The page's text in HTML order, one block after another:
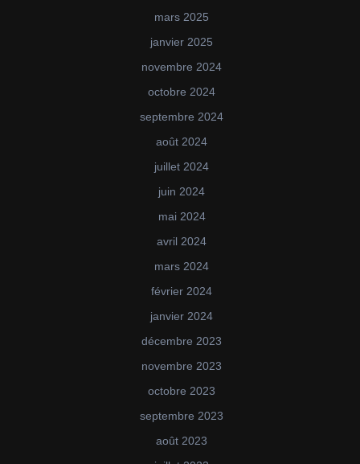
mars 2025
janvier 2025
novembre 2024
octobre 2024
septembre 2024
août 2024
juillet 2024
juin 2024
mai 2024
avril 2024
mars 2024
février 2024
janvier 2024
décembre 2023
novembre 2023
octobre 2023
septembre 2023
août 2023